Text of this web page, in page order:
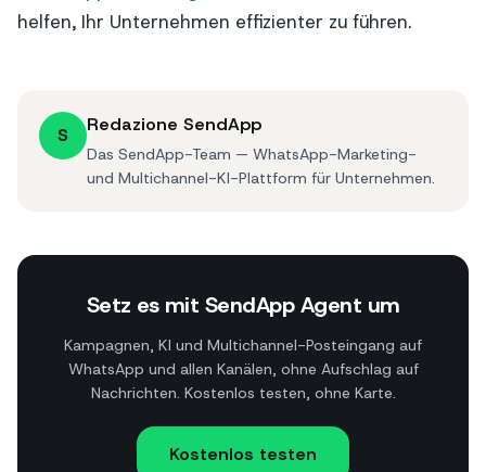
helfen, Ihr Unternehmen effizienter zu führen.
S Redazione SendApp
Das SendApp-Team — WhatsApp-Marketing-
und Multichannel-KI-Plattform für Unternehmen.
Setz es mit SendApp Agent um
Kampagnen, KI und Multichannel-Posteingang auf
WhatsApp und allen Kanälen, ohne Aufschlag auf
Nachrichten. Kostenlos testen, ohne Karte.
Kostenlos testen